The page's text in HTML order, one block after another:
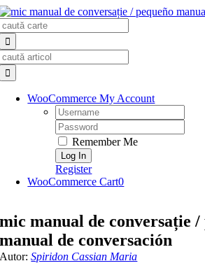
Skip
to
content
WooCommerce My Account
Username:
Password:
Remember Me
Register
WooCommerce Cart0
mic manual de conversație /
manual de conversación
Autor:Spiridon Cassian Maria